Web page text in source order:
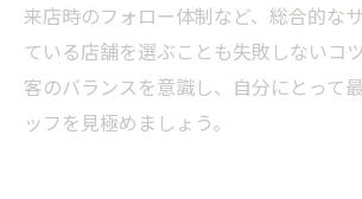
来店時のフォロー体制など、総合的な
ている店舗を選ぶことも失敗しないコ
客のバランスを意識し、自分にとって
ッフを見極めましょう。